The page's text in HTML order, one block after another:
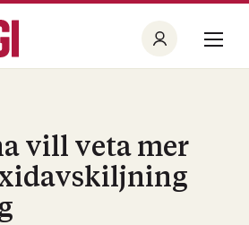
vill veta mer